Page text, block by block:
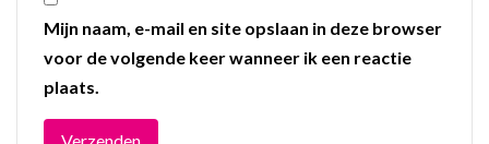
Mijn naam, e-mail en site opslaan in deze browser
voor de volgende keer wanneer ik een reactie
plaats.